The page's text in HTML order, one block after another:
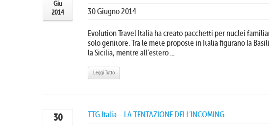
Giu
2014
30 Giugno 2014
Evolution Travel Italia ha creato pacchetti per nuclei
solo genitore. Tra le mete proposte in Italia figurano la
la Sicilia, mentre all’estero ...
Leggi Tutto
30
TTG Italia – LA TENTAZIONE DELL’INCOMING